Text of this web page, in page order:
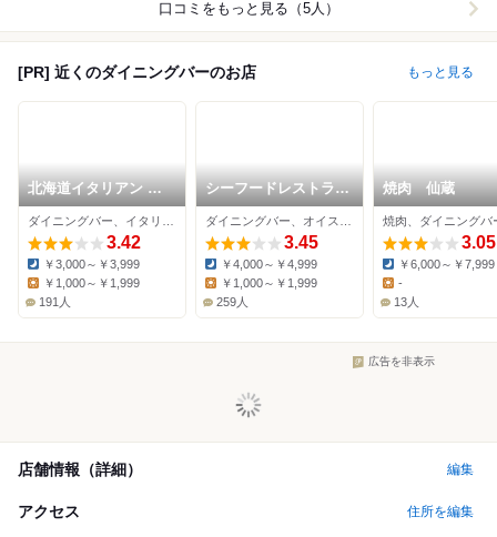
口コミをもっと見る（5人）
[PR] 近くのダイニングバーのお店 もっと見る
北海道イタリアン ミ
アアンジェラ 一番町
3.42
Dinner:
￥3,000～￥3,999
￥1,000～￥1,999
191人
シーフードレストラン
＆バー SK7 仙台東口
店
3.45
Dinner:
￥4,000～￥4,999
￥1,000～￥1,999
259人
焼肉 仙蔵
3.05
Dinner:
￥6,000～￥7,999
Lunch:
-
13人
広告を非表示
店舗情報（詳細） 編集
アクセス 住所を編集